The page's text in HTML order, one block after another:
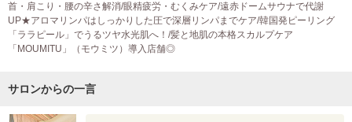
首・肩こり・腰の辛さ解消/眼精疲労・むくみケア/遠赤ドームサウナで代謝
UP★アロマリンパはしっかりした圧で深層リンパまでケア/韓国発ピーリング
「ララピール」でうるツヤ水光肌へ！/髪と地肌の本格スカルプケア
「MOUMITU」（モウミツ）導入店舗◎
サロンからの一言